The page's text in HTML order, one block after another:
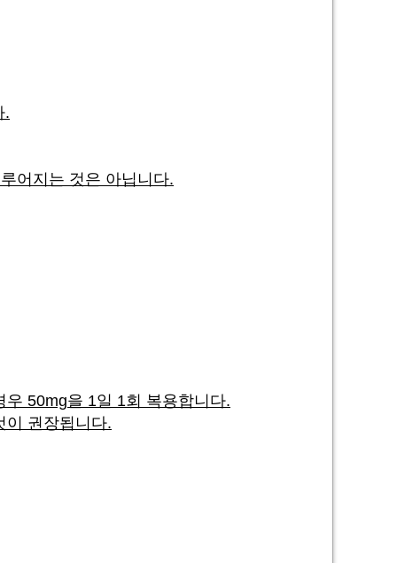
.
어지는 것은 아닙니다.
50mg을 1일 1회 복용합니다.
이 권장됩니다.